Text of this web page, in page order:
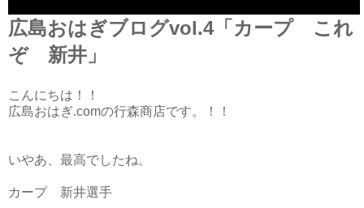
広島おはぎブログvol.4「カープ これ
ぞ 新井」
こんにちは！！
広島おはぎ.comの行森商店です。！！
いやあ、最高でしたね。
カープ 新井選手